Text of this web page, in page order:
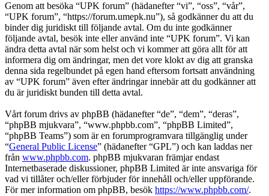
Genom att besöka “UPK forum” (hädanefter “vi”, “oss”, “vår”,
“UPK forum”, “https://forum.umepk.nu”), så godkänner du att du
binder dig juridiskt till följande avtal. Om du inte godkänner
följande avtal, besök inte eller använd inte “UPK forum”. Vi kan
ändra detta avtal när som helst och vi kommer att göra allt för att
informera dig om ändringar, men det vore klokt av dig att granska
denna sida regelbundet på egen hand eftersom fortsatt användning
av “UPK forum” även efter ändringar innebär att du godkänner att
du är juridiskt bunden till detta avtal.
Vårt forum drivs av phpBB (hädanefter “de”, “dem”, “deras”,
“phpBB mjukvara”, “www.phpbb.com”, “phpBB Limited”,
“phpBB Teams”) som är en forumprogramvara tillgänglig under
“General Public License” (hädanefter “GPL”) och kan laddas ner
från www.phpbb.com. phpBB mjukvaran främjar endast
Internetbaserade diskussioner, phpBB Limited är inte ansvariga för
vad vi tillåter och/eller förbjuder för innehåll och/eller uppförande.
För mer information om phpBB, besök https://www.phpbb.com/.